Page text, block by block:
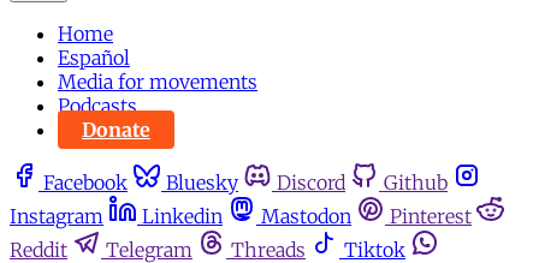
Home
Español
Media for movements
Podcasts
Donate
Facebook Bluesky Discord
Github
Instagram
Linkedin Mastodon
Pinterest
Reddit
Telegram Threads
Tiktok